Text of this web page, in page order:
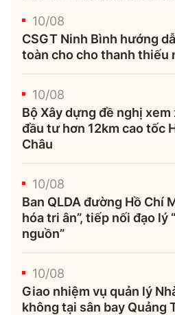
10/08
CSGT Ninh Bình hướng
toàn cho cho thanh thiếu
10/08
Bộ Xây dựng đề nghị
đầu tư hơn 12km cao tốc
Châu
10/08
Ban QLDA đường Hồ Chí
hóa tri ân”, tiếp nối đạo lý
nguồn”
10/08
Giao nhiệm vụ quản lý
không tại sân bay Quảng